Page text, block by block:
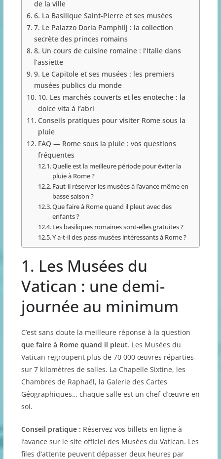
de la ville
6. La Basilique Saint-Pierre et ses musées
7. Le Palazzo Doria Pamphilj : la collection
secrète des princes romains
8. Un cours de cuisine romaine : l’Italie dans
l’assiette
9. Le Capitole et ses musées : les premiers
musées publics du monde
10. Les marchés couverts et les enoteche : la
dolce vita à l’abri
Conseils pratiques pour visiter Rome sous la
pluie
FAQ — Rome sous la pluie : vos questions
fréquentes
Quelle est la meilleure période pour éviter la
pluie à Rome ?
Faut-il réserver les musées à l’avance même en
basse saison ?
Que faire à Rome quand il pleut avec des
enfants ?
Les basiliques romaines sont-elles gratuites ?
Y a-t-il des pass musées intéressants à Rome ?
1. Les Musées du
Vatican : une demi-
journée au minimum
C’est sans doute la meilleure réponse à la question
que faire à Rome quand il pleut. Les Musées du
Vatican regroupent plus de 70 000 œuvres réparties
sur 7 kilomètres de salles. La Chapelle Sixtine, les
Chambres de Raphaël, la Galerie des Cartes
Géographiques… chaque salle est un chef-d’œuvre en
soi.
Conseil pratique : Réservez vos billets en ligne à
l’avance sur le site officiel des Musées du Vatican. Les
files d’attente peuvent dépasser deux heures par